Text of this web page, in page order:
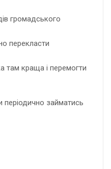
громадського
перекласти
там краща і перемогти
періодично займатись